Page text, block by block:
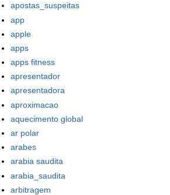
apostas_suspeitas
app
apple
apps
apps fitness
apresentador
apresentadora
aproximacao
aquecimento global
ar polar
arabes
arabia saudita
arabia_saudita
arbitragem